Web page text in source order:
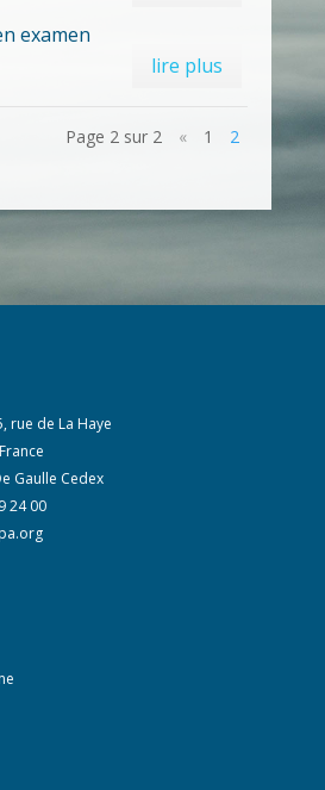
examen
lire plus
Page 2 sur 2 « 1 2
rue de La Haye
Gaulle Cedex
24 00